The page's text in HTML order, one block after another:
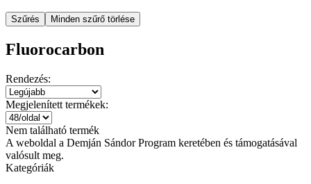
Szűrés Minden szűrő törlése
Fluorocarbon
Rendezés:
Megjelenített termékek:
Nem található termék
A weboldal a Demján Sándor Program keretében és támogatásával
valósult meg.
Kategóriák